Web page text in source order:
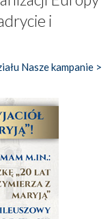
i
Nasze kampanie >